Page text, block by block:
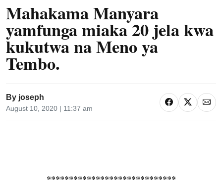
Mahakama Manyara
yamfunga miaka 20 jela kwa
kukutwa na Meno ya
Tembo.
By joseph
August 10, 2020 | 11:37 am
*****************************